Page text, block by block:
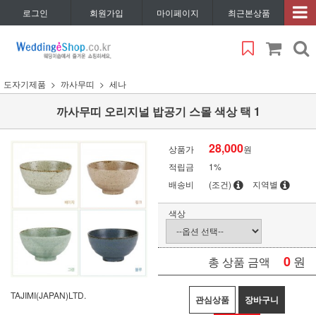
로그인 회원가입 마이페이지 최근본상품
도자기제품 까사무띠 세나
까사무띠 오리지널 밥공기 스몰 색상 택 1
TAJIMI(JAPAN)LTD.
상품가 28,000원
적립금
1%
배송비
(조건) 지역별
색상
총 상품 금액 0 원
관심상품 장바구니